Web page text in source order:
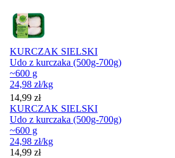
KURCZAK SIELSKI
Udo z kurczaka (500g-700g)
~600 g
24,98 zł/kg
Cena
14,99 zł
KURCZAK SIELSKI
Udo z kurczaka (500g-700g)
~600 g
24,98 zł/kg
Cena
14,99 zł